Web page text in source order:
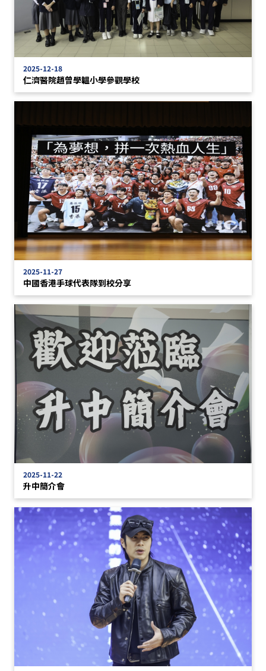
2025-12-18
仁濟醫院趙曾學韞小學參觀學校
2025-11-27
中國香港手球代表隊到校分享
2025-11-22
升中簡介會